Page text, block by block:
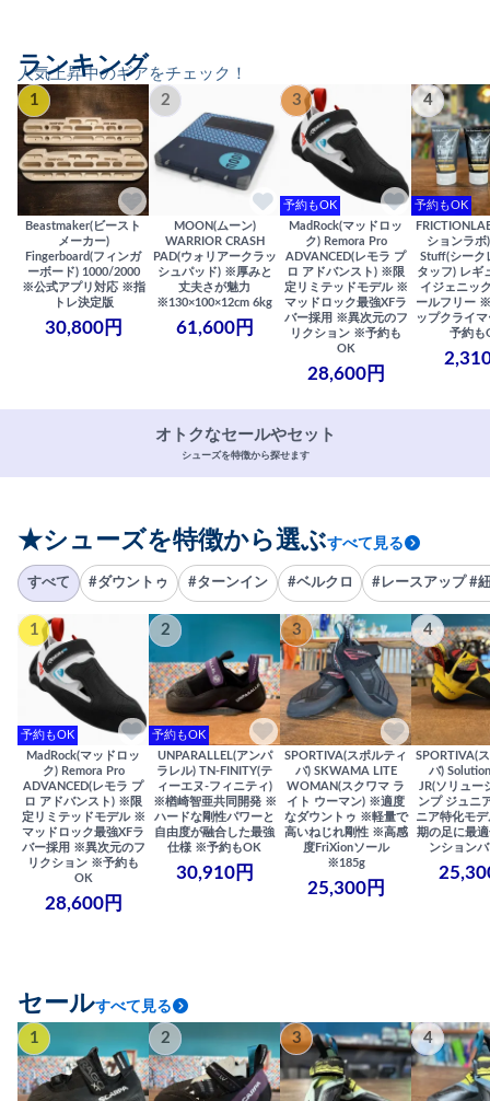
人気上昇中のギアをチェック！
ランキング
1
Beastmaker(ビースト
メーカー)
Fingerboard(フィンガ
ーボード) 1000/2000
※公式アプリ対応 ※指
トレ決定版
30,800円
2
MOON(ムーン)
WARRIOR CRASH
PAD(ウォリアークラッ
シュパッド) ※厚みと
丈夫さが魅力
※130×100×12cm 6kg
61,600円
3
予約もOK
MadRock(マッドロッ
ク) Remora Pro
ADVANCED(レモラ プ
ロ アドバンスト) ※限
定リミテッドモデル ※
マッドロック最強XFラ
バー採用 ※異次元のフ
リクション ※予約も
OK
28,600円
4
予約もOK
ションラボ
Stuff(シーク
タッフ) レギ
イジェニッ
ールフリー
ップクライ
予約も
オトクなセールやセット
シューズを特徴から探せます
★シューズを特徴から選ぶすべて見る
すべて #ダウントゥ #ターンイン #ベルクロ #レースアップ #
1
予約もOK
MadRock(マッドロッ
ク) Remora Pro
ADVANCED(レモラ プ
ロ アドバンスト) ※限
定リミテッドモデル ※
マッドロック最強XFラ
バー採用 ※異次元のフ
リクション ※予約も
OK
28,600円
2
予約もOK
UNPARALLEL(アンパ
ラレル) TN-FINITY(テ
ィーエヌ-フィニティ)
※楢崎智亜共同開発 ※
ハードな剛性パワーと
自由度が融合した最強
仕様 ※予約もOK
30,910円
3
SPORTIVA(スポルティ
バ) SKWAMA LITE
WOMAN(スクワマ ラ
イト ウーマン) ※適度
なダウントゥ ※軽量で
高いねじれ剛性 ※高感
度FriXionソール
※185g
25,300円
4
SPORTIVA(
バ)
JR(ソリュー
ンプ ジュニ
ニア特化モ
期の足に最
ンション
セールすべて見る
1 2 3 4